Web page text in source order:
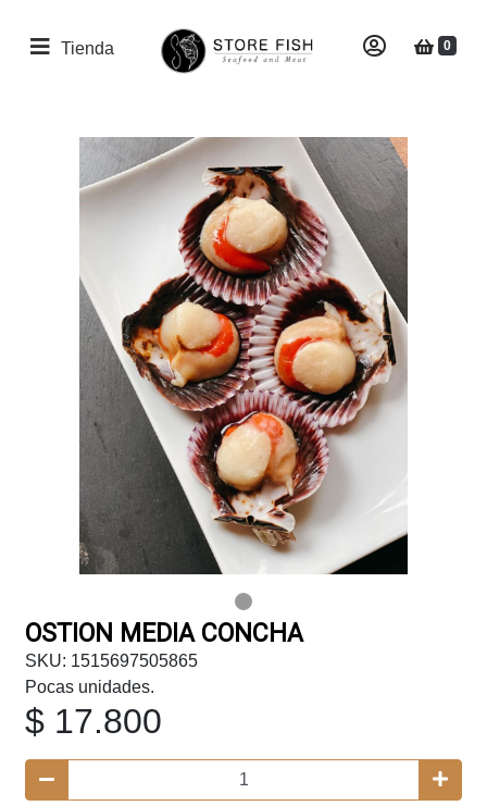
Tienda 0
OSTION MEDIA CONCHA
SKU: 1515697505865
Pocas unidades.
$ 17.800